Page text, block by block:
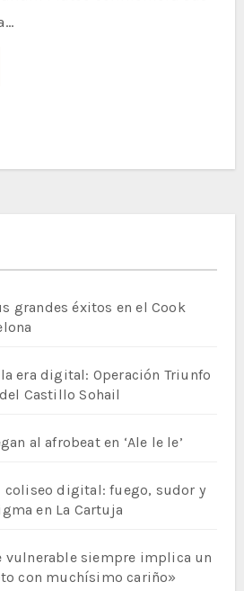
grandes éxitos en el Cook
era digital: Operación Triunfo
Castillo Sohail
al afrobeat en ‘Ale le le’
coliseo digital: fuego, sudor y
en La Cartuja
vulnerable siempre implica un
con muchísimo cariño»